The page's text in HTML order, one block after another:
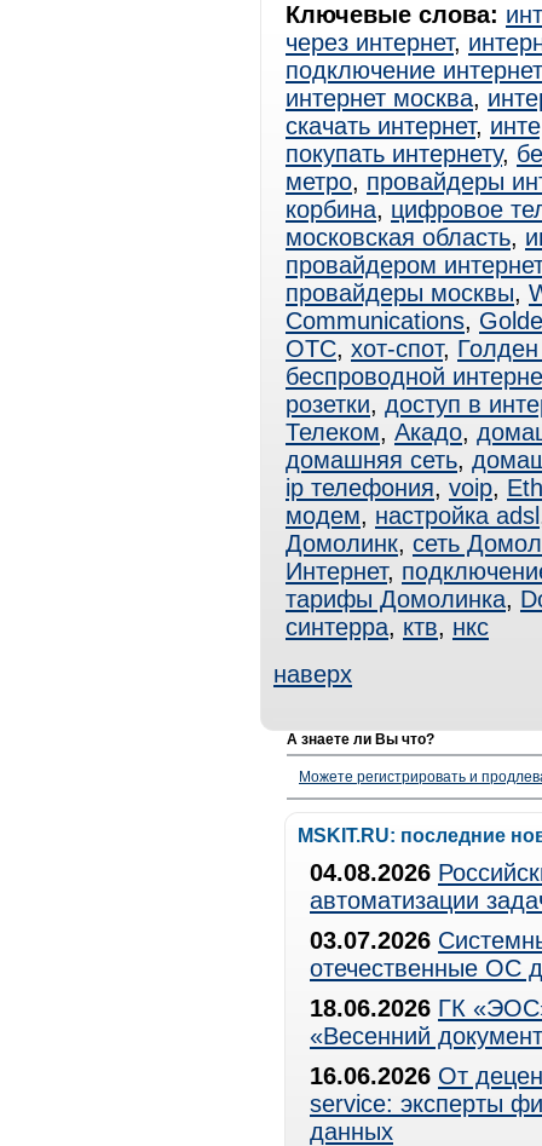
Ключевые слова:
через интернет,
подключение
интернет москва,
скачать интернет,
покупать интернету,
метро, провайдеры
корбина, цифровое
московская область,
провайдером
провайдеры москвы,
Communications,
ОТС, хот-спот,
беспроводной
розетки, доступ в
Телеком, Акадо,
домашняя сеть,
ip телефония, voip,
модем, настройка adsl
Домолинк, сеть
Интернет,
тарифы Домолинка,
синтерра, ктв, нкс
наверх
А знаете ли Вы что?
Можете регистрировать и
MSKIT.RU: последние
04.08.2026
автоматизации
03.07.2026
отечественные ОС
18.06.2026 ГК
«Весенний
16.06.2026 От
service: эксперты
данных